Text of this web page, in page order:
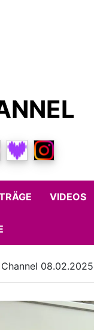
VIDEOS
08.02.2025